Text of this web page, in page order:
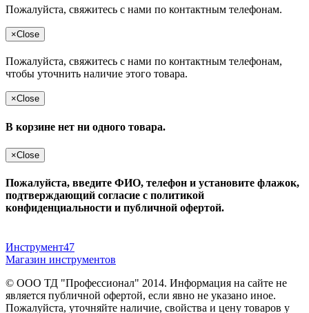
Пожалуйста, свяжитесь с нами по контактным телефонам.
×Close
Пожалуйста, свяжитесь с нами по контактным телефонам,
чтобы уточнить наличие этого товара.
×Close
В корзине нет ни одного товара.
×Close
Пожалуйста, введите ФИО, телефон и установите флажок,
подтверждающий согласие с политикой
конфиденциальности и публичной офертой.
Инструмент47
Магазин инструментов
© ООО ТД "Профессионал" 2014. Информация на сайте не
является публичной офертой, если явно не указано иное.
Пожалуйста, уточняйте наличие, свойства и цену товаров у